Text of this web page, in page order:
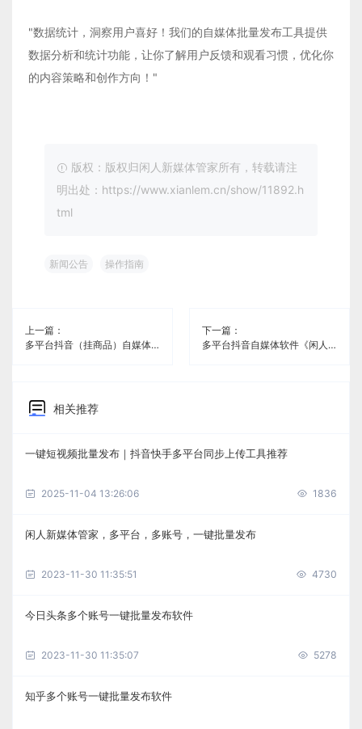
"数据统计，洞察用户喜好！我们的自媒体批量发布工具提供
数据分析和统计功能，让你了解用户反馈和观看习惯，优化你
的内容策略和创作方向！"
版权：版权归闲人新媒体管家所有，转载请注
明出处：https://www.xianlem.cn/show/11892.h
tml
新闻公告 操作指南
上一篇：
多平台抖音（挂商品）自媒体软件《闲人新媒体管家》
下一篇：
多平台抖音自媒体软件《闲人新媒体管家》
相关推荐
一键短视频批量发布｜抖音快手多平台同步上传工具推荐
2025-11-04 13:26:06 1836
闲人新媒体管家，多平台，多账号，一键批量发布
2023-11-30 11:35:51 4730
今日头条多个账号一键批量发布软件
2023-11-30 11:35:07 5278
知乎多个账号一键批量发布软件